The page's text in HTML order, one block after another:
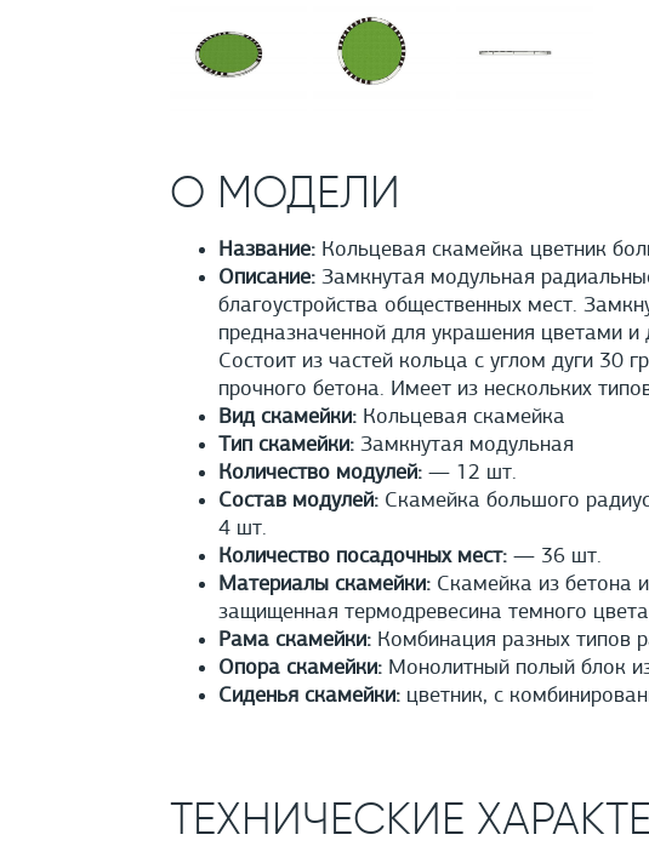
О МОДЕЛИ
Название: Кольцевая скамейка цветник
Описание: Замкнутая модульная
благоустройства общественных мест.
предназначенной для украшения цветами
Состоит из частей кольца с углом дуги 30
прочного бетона. Имеет из нескольких
Вид скамейки: Кольцевая скамейка
Тип скамейки: Замкнутая модульная
Количество модулей: — 12 шт.
Состав модулей: Скамейка большого
4 шт.
Количество посадочных мест: — 36 шт.
Материалы скамейки: Скамейка из бетона
защищенная термодревесина темного
Рама скамейки: Комбинация разных типов
Опора скамейки: Монолитный полый блок
Сиденья скамейки: цветник, с
ТЕХНИЧЕСКИЕ